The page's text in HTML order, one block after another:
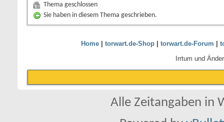
Thema geschlossen
Sie haben in diesem Thema geschrieben.
Home| torwart.de-Shop| torwart.de-Forum
Irrtum und
Alle Zeitangaben in